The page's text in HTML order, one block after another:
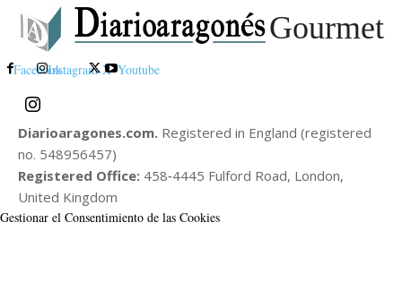
Gourmet
FacebookInstagram X Youtube
Diarioaragones.com. Registered in England (registered
no. 548956457)
Registered Office: 458‑4445 Fulford Road, London,
United Kingdom
Gestionar el Consentimiento de las Cookies